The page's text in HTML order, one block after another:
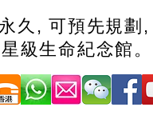
久, 可預先規劃,
級生命紀念館。